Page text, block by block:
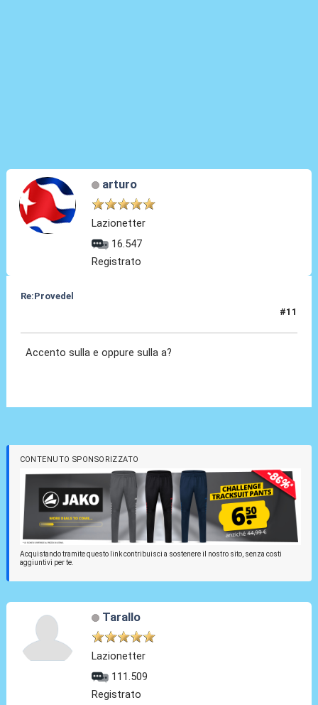
arturo
Lazionetter
16.547
Registrato
Re:Provedel
#11
Accento sulla e oppure sulla a?
CONTENUTO SPONSORIZZATO
Acquistando tramite questo link contribuisci a sostenere il nostro sito, senza costi
aggiuntivi per te.
Tarallo
Lazionetter
111.509
Registrato